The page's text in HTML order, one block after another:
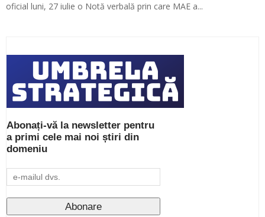
oficial luni, 27 iulie o Notă verbală prin care MAE a...
Abonați-vă la newsletter pentru
a primi cele mai noi știri din
domeniu